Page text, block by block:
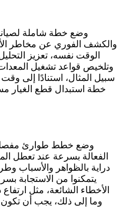
وضع خطة شاملة لصيانة
والكشف الفوري عن مخاطر
الوقت نفسه، تعزيز
وتلخيص قواعد تشغيل المعدات،
سبيل المثال، استنادًا إلى
خطة استبدال قطع الغيار
وضع خطط طوارئ مفصلة
الفعالة بسرعة عند تعطل
دراية بالظواهر والأسباب
يتمكنوا من الاستجابة
الأخطاء الشائعة، مثل
وما إلى ذلك، يجب أن تكون